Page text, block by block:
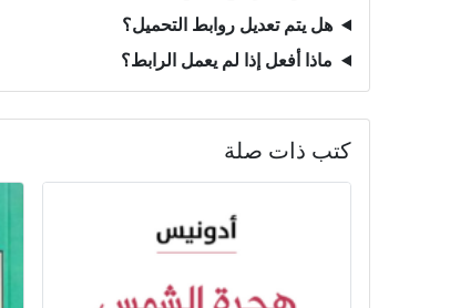
هل يتم تعديل روابط التحميل؟
ماذا أفعل إذا لم يعمل الرابط؟
كتب ذات صلة